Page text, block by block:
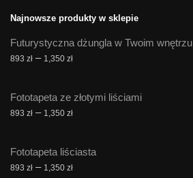
Najnowsze produkty w sklepie
Futurystyczna dżungla w Twoim wnętrzu
893 zł – 1,350 złZakres
893 zł
do
Fototapeta ze złotymi liściami
893 zł – 1,350 złZakres
893 zł
do
Fototapeta liściasta
893 zł – 1,350 złZakres